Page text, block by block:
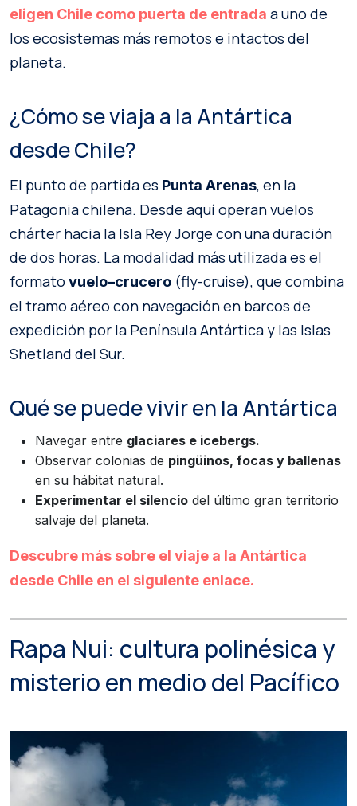
eligen Chile como puerta de entrada a uno de
los ecosistemas más remotos e intactos del
planeta.
¿Cómo se viaja a la Antártica
desde Chile?
El punto de partida es Punta Arenas, en la
Patagonia chilena. Desde aquí operan vuelos
chárter hacia la Isla Rey Jorge con una duración
de dos horas. La modalidad más utilizada es el
formato vuelo–crucero (fly-cruise), que combina
el tramo aéreo con navegación en barcos de
expedición por la Península Antártica y las Islas
Shetland del Sur.
Qué se puede vivir en la Antártica
Navegar entre glaciares e icebergs.
Observar colonias de pingüinos, focas y ballenas
en su hábitat natural.
Experimentar el silencio del último gran territorio
salvaje del planeta.
Descubre más sobre el viaje a la Antártica
desde Chile en el siguiente enlace.
Rapa Nui: cultura polinésica y
misterio en medio del Pacífico